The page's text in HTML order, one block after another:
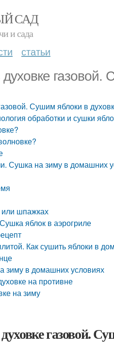
САД
и сада
статьи
газовой.
Сушим яблоки в
обработки и сушки
Сушка на зиму в домашних
или шпажках
яблок в аэрогриле
Как сушить яблоки в
зиму в домашних условиях
на противне
на зиму
газовой.